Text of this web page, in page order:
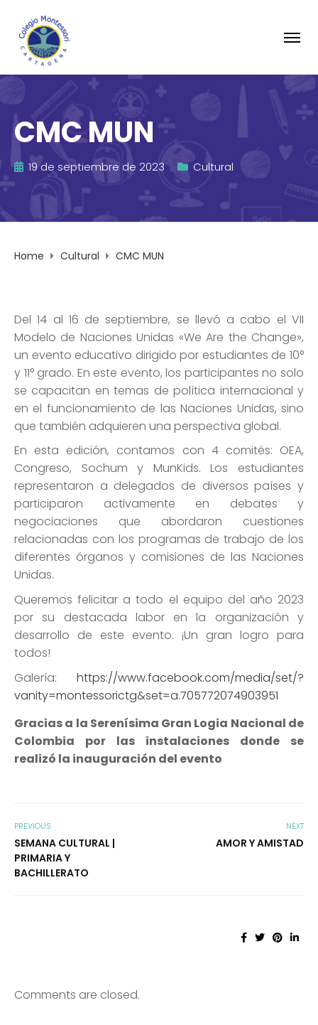
CMC MUN
19 de septiembre de 2023 Cultural
Home Cultural CMC MUN
Del 14 al 16 de septiembre, se llevó a cabo el VII
Modelo de Naciones Unidas «We Are the Change»,
un evento educativo dirigido por estudiantes de 10°
y 11° grado. En este evento, los participantes no solo
se capacitan en temas de política internacional y
en el funcionamiento de las Naciones Unidas, sino
que también adquieren una perspectiva global.
En esta edición, contamos con 4 comités: OEA,
Congreso, Sochum y MunKids. Los estudiantes
representaron a delegados de diversos países y
participaron activamente en debates y
negociaciones que abordaron cuestiones
relacionadas con los programas de trabajo de los
diferentes órganos y comisiones de las Naciones
Unidas.
Queremos felicitar a todo el equipo del año 2023
por su destacada labor en la organización y
desarrollo de este evento. ¡Un gran logro para
todos!
Galería: https://www.facebook.com/media/set/?
vanity=montessorictg&set=a.705772074903951
Gracias a la Serenísima Gran Logia Nacional de
Colombia por las instalaciones donde se
realizó la inauguración del evento
PREVIOUS
SEMANA CULTURAL |
PRIMARIA Y
BACHILLERATO
NEXT
AMOR Y AMISTAD
Comments are closed.